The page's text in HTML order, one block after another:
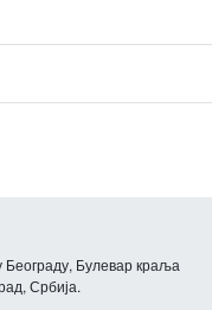
Београду, Булевар краља
Србија.